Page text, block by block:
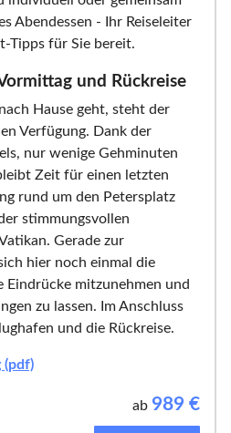
Abendessen - Ihr Reiseleiter
Tipps für Sie bereit.
und Rückreise
Hause geht, steht der
Verfügung. Dank der
nur wenige Gehminuten
Zeit für einen letzten
rund um den Petersplatz
stimmungsvollen
Gerade zur
hier noch einmal die
Eindrücke mitzunehmen und
zu lassen. Im Anschluss
und die Rückreise.
(pdf)
ab 989 €